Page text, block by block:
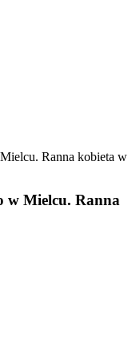
Ranna kobieta w
w Mielcu. Ranna